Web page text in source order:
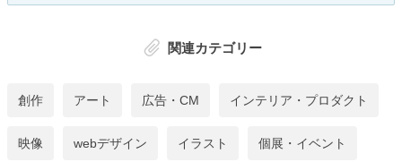
関連カテゴリー
創作 アート 広告・CM インテリア・プロダクト
映像 webデザイン イラスト 個展・イベント